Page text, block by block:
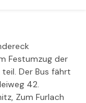
Festumzug der
Der Bus fährt
42.
Zum Furlach